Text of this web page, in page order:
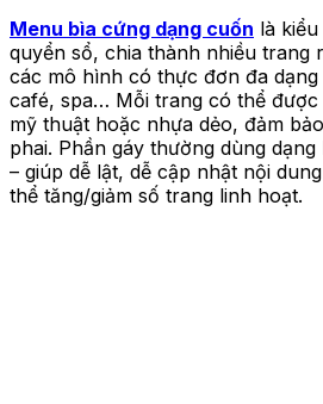
Menu bìa cứng dạng cuốn là
quyển sổ, chia thành nhiều trang
các mô hình có thực đơn đa
café, spa… Mỗi trang có thể được
mỹ thuật hoặc nhựa dẻo, đảm
phai. Phần gáy thường dùng
– giúp dễ lật, dễ cập nhật nội
thể tăng/giảm số trang linh hoạt.